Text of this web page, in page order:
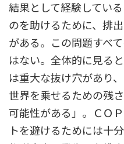
結果として経験してい
のを助けるために、排
がある。この問題すべ
はない。全体的に見る
は重大な抜け穴があり
世界を乗せるための残
可能性がある」。ＣＯ
トを避けるためには十